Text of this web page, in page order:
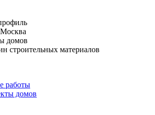
домов
строительных материалов
работы
домов